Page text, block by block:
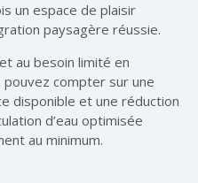
un espace de plaisir
paysagère réussie.
au besoin limité en
pouvez compter sur une
disponible et une réduction
d’eau optimisée
au minimum.